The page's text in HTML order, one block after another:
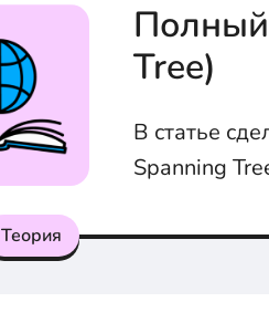
Теория
Полный
Tree)
В статье
Spanning